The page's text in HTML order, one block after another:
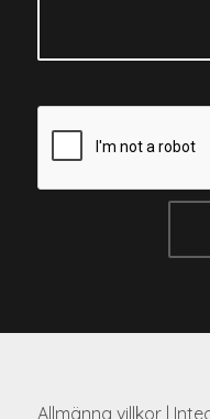
Allmänna villkor|